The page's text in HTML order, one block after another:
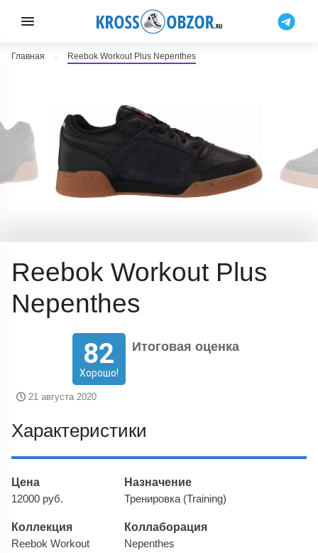
Главная Reebok Workout Plus Nepenthes
Reebok Workout Plus
Nepenthes
82
Хорошо!
Итоговая оценка
21 августа 2020
Характеристики
Цена
12000 руб.
Назначение
Тренировка (Training)
Коллекция
Reebok Workout
Коллаборация
Nepenthes